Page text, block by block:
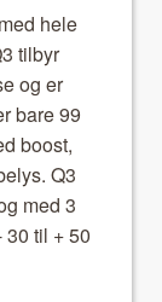
hele
tilbyr
og er
bare 99
boost,
Q3
med 3
30 til + 50